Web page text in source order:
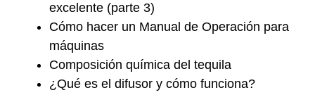
excelente (parte 3)
Cómo hacer un Manual de Operación para
máquinas
Composición química del tequila
¿Qué es el difusor y cómo funciona?